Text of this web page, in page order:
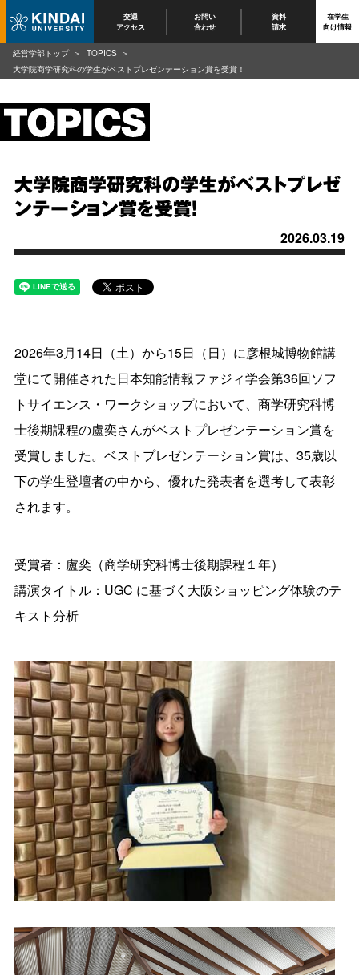
交通
アクセス
お問い
合わせ
資料
請求
在学生
向け情報
大学院商学研究科の学生がベストプレゼ
ンテーション賞を受賞！
2026.03.19
2026年3月14日（土）から15日（日）に彦根城博物館講
堂にて開催された日本知能情報ファジィ学会第36回ソフ
トサイエンス・ワークショップにおいて、商学研究科博
士後期課程の盧奕さんがベストプレゼンテーション賞を
受賞しました。ベストプレゼンテーション賞は、 35歳以
下の学生登壇者の中から、優れた発表者を選考して表彰
されます。
受賞者：盧奕（商学研究科博士後期課程１年）
講演タイトル：UGC に基づく大阪ショッピング体験のテ
キスト分析
経営学部トップ
TOPICS
大学院商学研究科の学生がベストプレゼンテーション賞を受賞！